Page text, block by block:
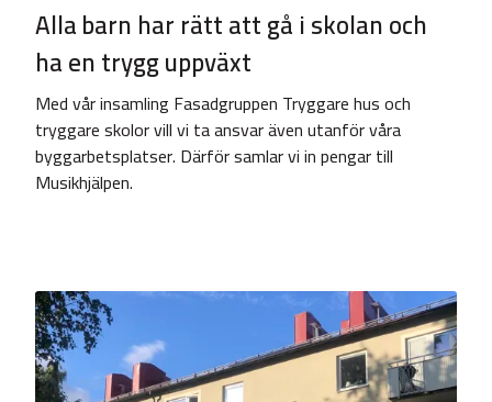
Alla barn har rätt att gå i skolan och
ha en trygg uppväxt
Med vår insamling Fasadgruppen Tryggare hus och
tryggare skolor vill vi ta ansvar även utanför våra
byggarbetsplatser. Därför samlar vi in pengar till
Musikhjälpen.